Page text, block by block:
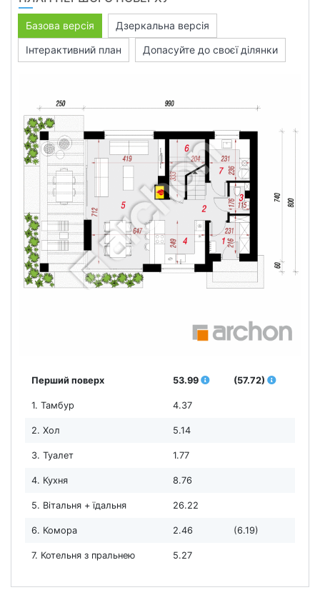
Базова версія
Дзеркальна версія
Інтерактивний план
Допасуйте до своєї ділянки
Перший поверх 53.99 (57.72)
1. Тамбур 4.37
2. Хол 5.14
3. Туалет 1.77
4. Кухня 8.76
5. Вітальня + їдальня 26.22
6. Комора 2.46 (6.19)
7. Котельня з пральнею 5.27